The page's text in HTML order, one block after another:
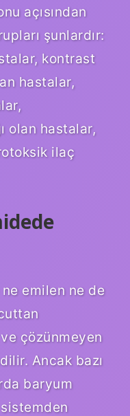
açısından
şunlardır:
kontrast
hastalar,
olan hastalar,
ilaç
emilen ne de
çözünmeyen
Ancak bazı
baryum